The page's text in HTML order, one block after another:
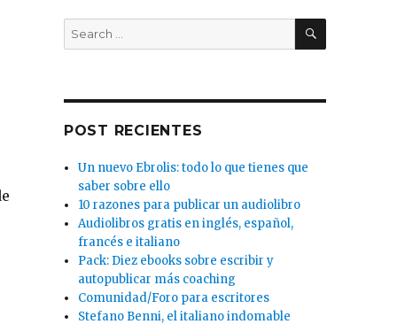
Search
for:
SEARCH
POST RECIENTES
Un nuevo Ebrolis: todo lo que tienes que
saber sobre ello
10 razones para publicar un audiolibro
Audiolibros gratis en inglés, español,
francés e italiano
Pack: Diez ebooks sobre escribir y
autopublicar más coaching
Comunidad/Foro para escritores
Stefano Benni, el italiano indomable